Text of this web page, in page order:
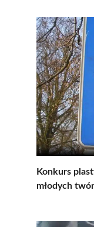
Konkurs
młodych